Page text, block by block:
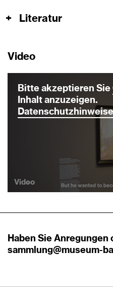
+ Literatur
Video
Bitte akzeptieren Sie
Inhalt anzuzeigen.
Datenschutzhinweise
Video
Haben Sie Anregungen
sammlung@museum-